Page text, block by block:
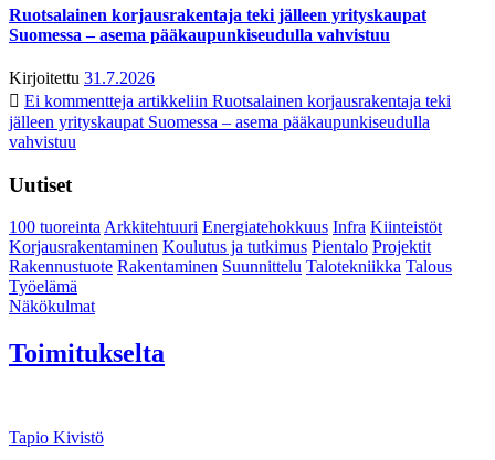
Ruotsalainen korjausrakentaja teki jälleen yrityskaupat
Suomessa – asema pääkaupunkiseudulla vahvistuu
Kirjoitettu 31.7.2026
Ei kommentteja artikkeliin Ruotsalainen korjausrakentaja teki
jälleen yrityskaupat Suomessa – asema pääkaupunkiseudulla
vahvistuu
Uutiset
100 tuoreintaArkkitehtuuri Energiatehokkuus Infra Kiinteistöt
Korjausrakentaminen Koulutus ja tutkimus Pientalo Projektit
Rakennustuote Rakentaminen Suunnittelu Talotekniikka Talous
Työelämä
Näkökulmat
Toimitukselta
Tapio Kivistö